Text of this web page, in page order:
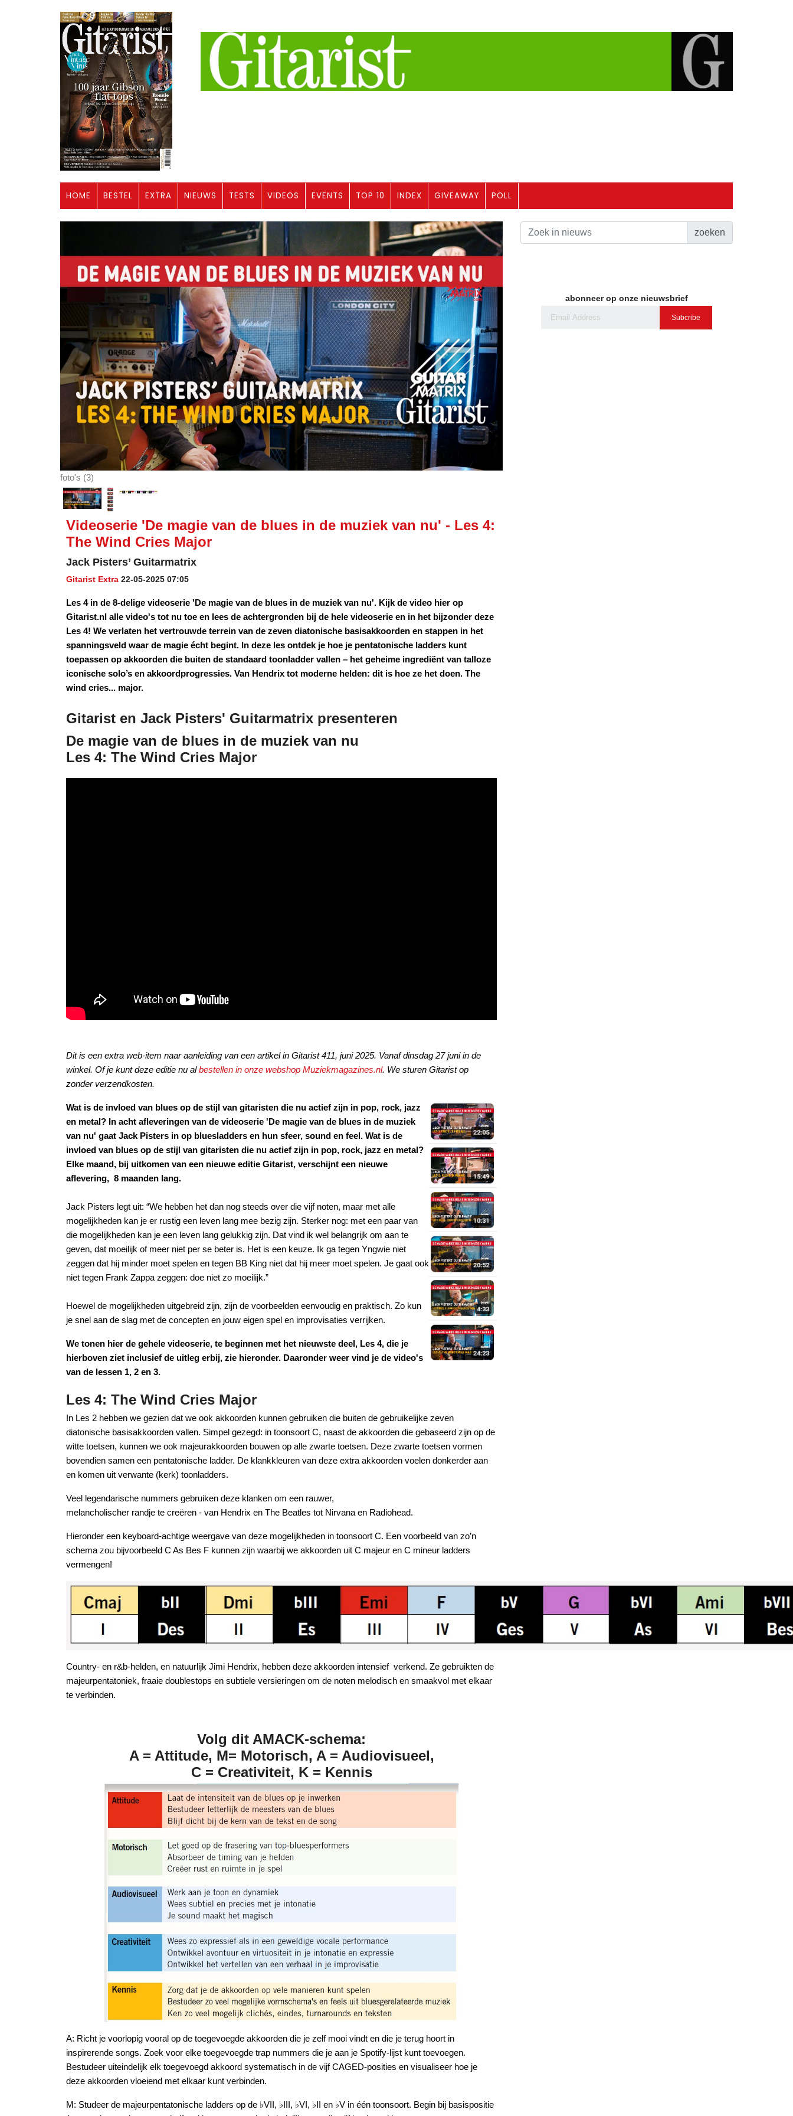
HOME BESTEL EXTRA NIEUWS TESTS VIDEOS EVENTS TOP 10 INDEX GIVEAWAY POLL
foto's (3)
Videoserie 'De magie van de blues in de muziek van nu' - Les 4:
The Wind Cries Major
Jack Pisters’ Guitarmatrix
Gitarist Extra 22-05-2025 07:05
Les 4 in de 8-delige videoserie 'De magie van de blues in de muziek van nu'. Kijk de video hier op
Gitarist.nl alle video's tot nu toe en lees de achtergronden bij de hele videoserie en in het bijzonder deze
Les 4! We verlaten het vertrouwde terrein van de zeven diatonische basisakkoorden en stappen in het
spanningsveld waar de magie écht begint. In deze les ontdek je hoe je pentatonische ladders kunt
toepassen op akkoorden die buiten de standaard toonladder vallen – het geheime ingrediënt van talloze
iconische solo’s en akkoordprogressies. Van Hendrix tot moderne helden: dit is hoe ze het doen. The
wind cries... major.
Gitarist en Jack Pisters' Guitarmatrix presenteren
De magie van de blues in de muziek van nu
Les 4: The Wind Cries Major
Dit is een extra web-item naar aanleiding van een artikel in Gitarist 411, juni 2025. Vanaf dinsdag 27 juni in de
winkel. Of je kunt deze editie nu albestellen in onze webshop Muziekmagazines.nl. We sturen Gitarist op
zonder verzendkosten.
Wat is de invloed van blues op de stijl van gitaristen die nu actief zijn in pop, rock, jazz
en metal? In acht afleveringen van de videoserie 'De magie van de blues in de muziek
van nu' gaat Jack Pisters in op bluesladders en hun sfeer, sound en feel. Wat is de
invloed van blues op de stijl van gitaristen die nu actief zijn in pop, rock, jazz en metal?
Elke maand, bij uitkomen van een nieuwe editie Gitarist, verschijnt een nieuwe
aflevering, 8 maanden lang.
Jack Pisters legt uit: “We hebben het dan nog steeds over die vijf noten, maar met alle
mogelijkheden kan je er rustig een leven lang mee bezig zijn. Sterker nog: met een paar van
die mogelijkheden kan je een leven lang gelukkig zijn. Dat vind ik wel belangrijk om aan te
geven, dat moeilijk of meer niet per se beter is. Het is een keuze. Ik ga tegen Yngwie niet
zeggen dat hij minder moet spelen en tegen BB King niet dat hij meer moet spelen. Je gaat ook
niet tegen Frank Zappa zeggen: doe niet zo moeilijk.”
Hoewel de mogelijkheden uitgebreid zijn, zijn de voorbeelden eenvoudig en praktisch. Zo kun
je snel aan de slag met de concepten en jouw eigen spel en improvisaties verrijken.
We tonen hier de gehele videoserie, te beginnen met het nieuwste deel, Les 4, die je
hierboven ziet inclusief de uitleg erbij, zie hieronder. Daaronder weer vind je de video's
van de lessen 1, 2 en 3.
Les 4: The Wind Cries Major
In Les 2 hebben we gezien dat we ook akkoorden kunnen gebruiken die buiten de gebruikelijke zeven
diatonische basisakkoorden vallen. Simpel gezegd: in toonsoort C, naast de akkoorden die gebaseerd zijn op de
witte toetsen, kunnen we ook majeurakkoorden bouwen op alle zwarte toetsen. Deze zwarte toetsen vormen
bovendien samen een pentatonische ladder. De klankkleuren van deze extra akkoorden voelen donkerder aan
en komen uit verwante (kerk) toonladders.
Veel legendarische nummers gebruiken deze klanken om een rauwer,
melancholischer randje te creëren - van Hendrix en The Beatles tot Nirvana en Radiohead.
Hieronder een keyboard-achtige weergave van deze mogelijkheden in toonsoort C. Een voorbeeld van zo’n
schema zou bijvoorbeeld C As Bes F kunnen zijn waarbij we akkoorden uit C majeur en C mineur ladders
vermengen!
Country- en r&b-helden, en natuurlijk Jimi Hendrix, hebben deze akkoorden intensief verkend. Ze gebruikten de
majeurpentatoniek, fraaie doublestops en subtiele versieringen om de noten melodisch en smaakvol met elkaar
te verbinden.
Volg dit AMACK-schema:
A = Attitude, M= Motorisch, A = Audiovisueel,
C = Creativiteit, K = Kennis
A: Richt je voorlopig vooral op de toegevoegde akkoorden die je zelf mooi vindt en die je terug hoort in
inspirerende songs. Zoek voor elke toegevoegde trap nummers die je aan je Spotify-lijst kunt toevoegen.
Bestudeer uiteindelijk elk toegevoegd akkoord systematisch in de vijf CAGED-posities en visualiseer hoe je
deze akkoorden vloeiend met elkaar kunt verbinden.
M: Studeer de majeurpentatonische ladders op de ♭VII, ♭III, ♭VI, ♭II en ♭V in één toonsoort. Begin bij basispositie
zoeken
abonneer op onze nieuwsbrief
Subcribe